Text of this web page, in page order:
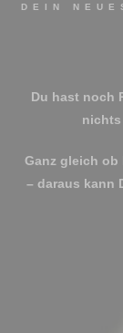
DEIN
Du hast noch
nichts
Ganz gleich
– daraus kann